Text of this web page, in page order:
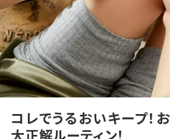
コレでうるおいキープ！
大正解ルーティン！